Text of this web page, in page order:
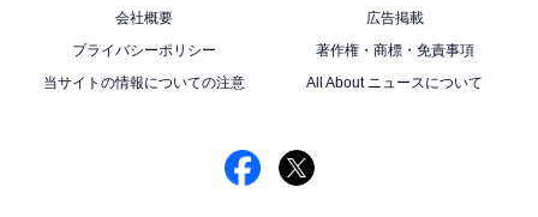
方法を試しても解決しなかった場合は、一度iPhoneを再
起動して、再びトライしてみてください。
会社概要
広告掲載
プライバシーポリシー
著作権・商標・免責事項
当サイトの情報についての注意
All About ニュースについて